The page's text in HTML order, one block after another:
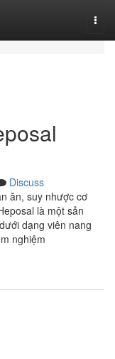
Discuss
ăn, suy nhược cơ
là một sản
dạng viên nang
nghiệm